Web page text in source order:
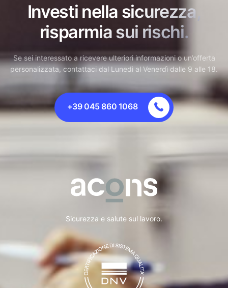
Investi nella sicurezza,
risparmia sui rischi.
Se sei interessato a ricevere ulteriori informazioni o un’offerta
personalizzata, contattaci dal Lunedì al Venerdì dalle 9 alle 18.
+39 045 860 1068
Sicurezza e salute sul lavoro.